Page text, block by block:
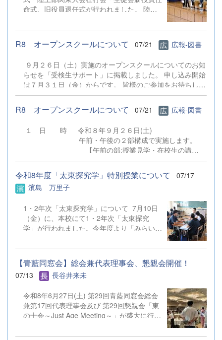
命式、旧役員退任式が行われました。 陸上
拳法部、男子バスケットボール部が賞状を受
け取りました。 校
歌斉唱の後の校長式辞では、1学期の様々な
しい等の話、長い夏休み、「誠・明・健」の
校訓を意識した生活を心がけ安全・安心に過
ごし、無事に２学期に成長した姿を見せてほ
しい等のお話がありました。 引
き続いての諸連絡では生徒指導部より闇バイ
トについての話など夏季休業中の留意点、キ
ャリア教育部より集団としての成長には個人
の伸長が必要であるなどの話や各学年につい
てのアドバイスなどがありました。 その
最後に生徒会本部 新役員任命式・旧役員退
任式が行われました。 【生徒の声】 校
ついて深く考える良い機会になりました。
自分は入学して初めての夏休みなので、夏
休みを有効活用し、有益な夏休みにしたいと
R8 オープンスクールについて 07/21 広報-図書
９月２６日（土）実施のオープンスクールについてのお知
らせを「受検生サポート」に掲載しました。 申し込み開始
は７月３１日（金）からです。 皆様のご参加をお待ちして
おります。 ７月３０日（木）実施の学校説明会の申し込み
ではありませんのでご注意ください。 オープンスク
ールについて
R8 オープンスクールについて 07/21 広報-図書
１ 日 時 令和８年９月２６日(土)
午前・午後の２部構成で実施します。
【午前の部:授業見学・在校生の講
演】 10：20～ 受付（第1体育
館） 10：35～11：20 授業見学（本
校 第3校時） 11：30～11：55 在校
生の講演（第１体育館）
【午後の部:授業見学・部活動見学あ
り】 12：50～ 受付（第1体
育館） 13：05～13：50 授業見学
（本校 第5校時） 14：10～15：
40 部活動見学 ※午後の部で授業見学ま
での参加は可能ですが、部活動見学のみの参加は御遠慮く
ださい。 ２ 会 場 群馬県立太田東高等学
校 住所：太田市台之郷町４４
８ 電話：０２７６－４５－６５１１ ３ 対
象 令和９年３月卒業見込みの中学生（※保護者の参加
はできません） ４ 申込方法 （１）参加を希望する生
徒が直接、本校WebページよりGoogleフォームに入力して
お申し込みくだ ...
令和8年度「太東探究学」特別授業について
07/17
濱島 万里子
1・2年次「太東探究学」について 7月10日
（金）に、本校にて1・2年次「太東探究
学」が行われました。今年度より「みらい
トしています。 1年次は、2学期以降に実施
する「地域探究」について地域の課題や実社
会等の課題を取り上げて意見交換を行いまし
た。2年次は、これから本格的に取り組んで
証方法が的確かどうかについての指導・助言
を行っていただきました。 各分野で活躍
されている太田東高校のOG・OBの方々31
に分かれ、活発な意見交換を行うことができ
【青藍同窓会】総会兼代表理事会、懇親会開催！
07/13 長谷井来未
令和8年6月27日(土) 第29回青藍同窓会総会
兼第17回代表理事会及び 第29回懇親会「東
の十会～Just Age Meeting～」が盛大に行わ
告、 今年度の活動予定や予算が原案通り承